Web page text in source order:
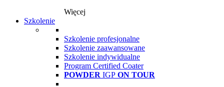
Więcej
Szkolenie
Szkolenie profesjonalne
Szkolenie zaawansowane
Szkolenie indywidualne
Program Certified Coater
POWDER IGP ON TOUR